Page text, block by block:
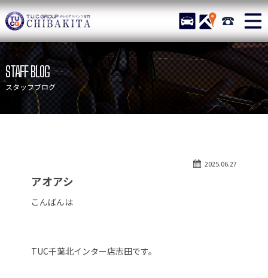
TUCグループ メルセデスベ
STOCK ACCESS 043-
ニュース
在庫リスト
目玉車両一覧
店舗紹介
保証＆サービス
アクセスマップ
自動車保険
STAFF BLOG
スタッフブログ
2025.06.27
アオアシ
こんばんは
TUC千葉北インター店志田です。